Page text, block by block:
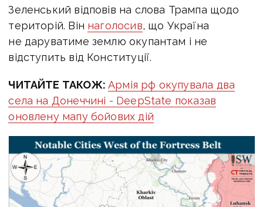
Зеленський відповів на слова Трампа щодо
територій. Він наголосив, що Україна
не даруватиме землю окупантам і не
відступить від Конституції.
ЧИТАЙТЕ ТАКОЖ:Армія рф окупувала два
села на Донеччині - DeepState показав
оновлену мапу бойових дій